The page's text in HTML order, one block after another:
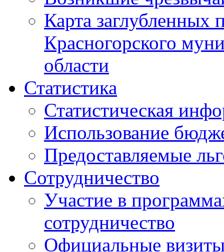
Карта
Красногорского
области
Статистика
Статистическая
Использование
Предоставляемые
Сотрудничество
Участие в
сотрудничество
Официальные